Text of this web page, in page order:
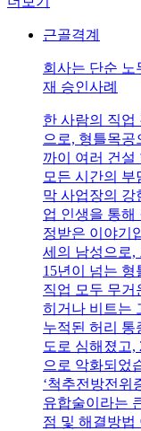
근골격계
회사는 단순
재 승인사례
한 사람의 직업
으로, 형틀목공
까이 여러 건설
모든 시간의 부
막 사업장의 강
업 인생을 통해
정받은 이야기
세의 남성으로,
15년이 넘는
직업 모두 무거
히거나 비트는
누적된 허리 통
도로 심해졌고,
으로 악화되었
‘척추전방전위
유합술이라는
점 및 해결방법